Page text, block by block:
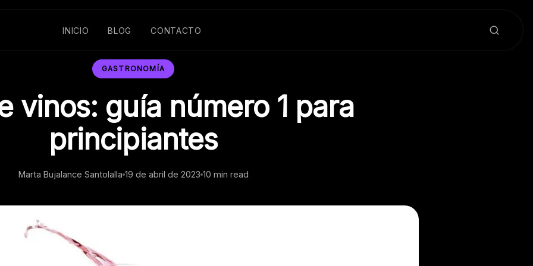
INICIO BLOG CONTACTO
GASTRONOMÍA
vinos: guía número 1 para
principiantes
Marta Bujalance Santolalla 19 de abril de 2023 10 min read